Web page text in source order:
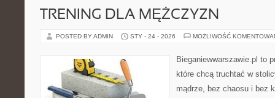
TRENING DLA MĘŻCZYZN
POSTED BY ADMIN STY - 24 - 2026 MOŻLIWOŚĆ
Bieganiewwarszawie.pl to
które chcą truchtać w
mądrze, bez chaosu i bez